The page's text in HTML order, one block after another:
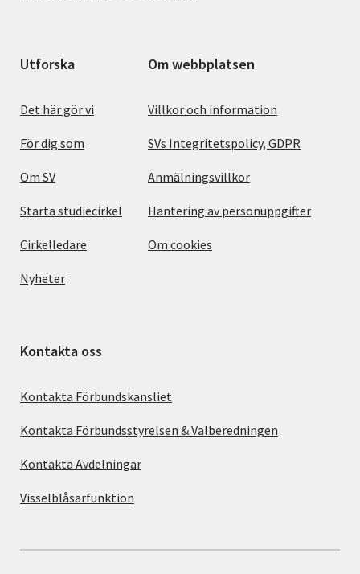
Utforska
Det här gör vi
För dig som
Om SV
Starta studiecirkel
Cirkelledare
Nyheter
Om webbplatsen
Villkor och information
SVs Integritetspolicy, GDPR
Anmälningsvillkor
Hantering av personuppgifter
Om cookies
Kontakta oss
Kontakta Förbundskansliet
Kontakta Förbundsstyrelsen & Valberedningen
Kontakta Avdelningar
Visselblåsarfunktion